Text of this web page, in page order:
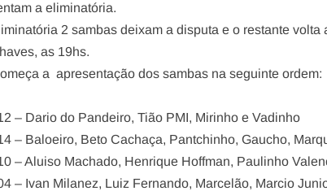
a eliminatória.
2 sambas deixam a disputa e o restante
as 19hs.
a apresentação dos sambas na seguinte ordem:
– Dario do Pandeiro, Tião PMI, Mirinho e Vadinho
– Baloeiro, Beto Cachaça, Pantchinho, Gaucho,
– Aluiso Machado, Henrique Hoffman, Paulinho
– Ivan Milanez, Luiz Fernando, Marcelão, Marcio